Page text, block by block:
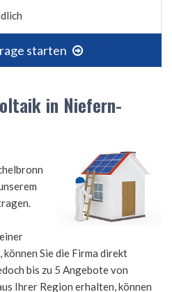
starten
in Niefern-
Sie die Firma direkt
bis zu 5 Angebote von
Ihrer Region erhalten, können